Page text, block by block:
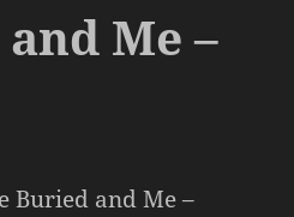
Me –
Buried and Me –